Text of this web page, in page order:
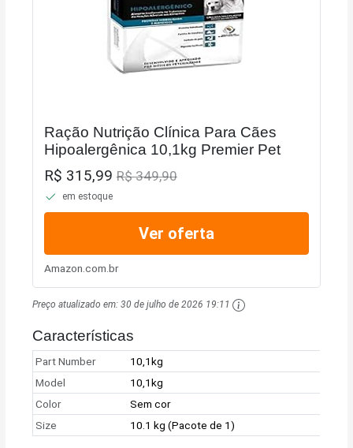
Ração Nutrição Clínica Para Cães
Hipoalergênica 10,1kg Premier Pet
R$ 315,99R$ 349,90
em estoque
Ver oferta
Amazon.com.br
Preço atualizado em:30 de julho de 2026 19:11
Características
Part Number
10,1kg
Model
10,1kg
Color
Sem cor
Size
10.1 kg (Pacote de 1)